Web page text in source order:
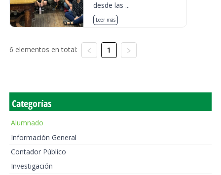
desde las ...
Leer más
6 elementos en total: 1
Categorías
Alumnado
Información General
Contador Público
Investigación